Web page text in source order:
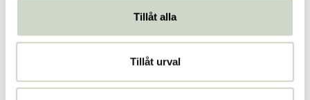
Tillåt alla
Tillåt urval
Pris:27 kr
27 kr